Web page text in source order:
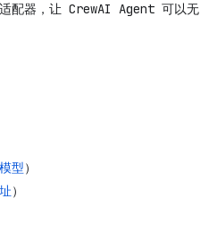
适配器，让 CrewAI Agent 可以无
型）
）